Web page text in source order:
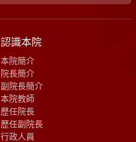
認識本院
本院簡介
院長簡介
副院長簡介
本院教師
歷任院長
歷任副院長
行政人員